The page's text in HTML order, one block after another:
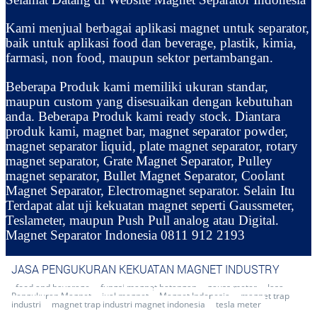
Kami menjual berbagai aplikasi magnet untuk separator,
baik untuk aplikasi food dan beverage, plastik, kimia,
farmasi, non food, maupun sektor pertambangan.
Beberapa Produk kami memiliki ukuran standar,
maupun custom yang disesuaikan dengan kebutuhan
anda. Beberapa Produk kami ready stock. Diantara
produk kami, magnet bar, magnet separator powder,
magnet separator liquid, plate magnet separator, rotary
magnet separator, Grate Magnet Separator, Pulley
magnet separator, Bullet Magnet Separator, Coolant
Magnet Separator, Electromagnet separator. Selain Itu
Terdapat alat uji kekuatan magnet seperti Gaussmeter,
Teslameter, maupun Push Pull analog atau Digital.
Magnet Separator Indonesia 0811 912 2193
JASA PENGUKURAN KEKUATAN MAGNET INDUSTRY
food and baverage fungsi magnet batangan gauss meter Jasa
Pengukuran Magnet jual magnet Magnet Indonesia magnet trap
industri magnet trap industri magnet indonesia tesla meter